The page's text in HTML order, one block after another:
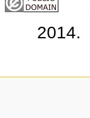
2014.